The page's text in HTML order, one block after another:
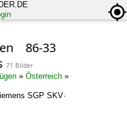
86-33
71 Bilder
» Österreich »
SGP SKV·